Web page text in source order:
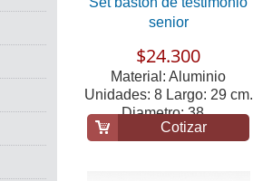
senior
$24.300
Material: Aluminio
Unidades: 8 Largo: 29 cm.
Diametro: 38...
Cotizar